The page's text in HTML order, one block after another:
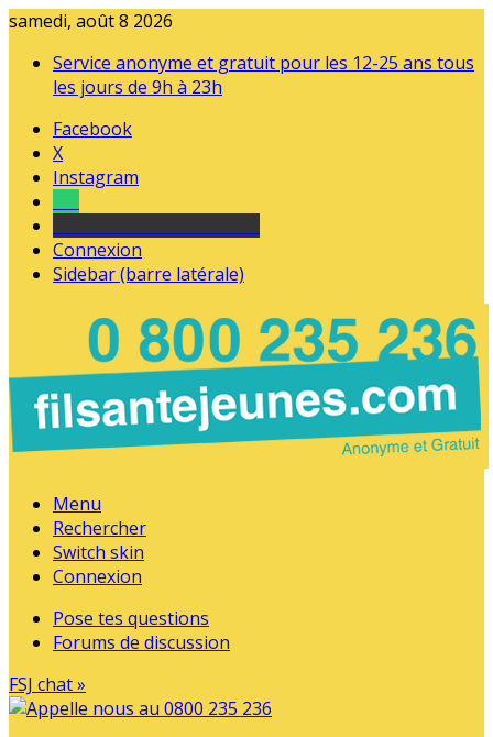
samedi, août 8 2026
Service anonyme et gratuit pour les 12-25 ans tous
les jours de 9h à 23h
Facebook
X
Instagram
Connexion
Sidebar (barre latérale)
Menu
Rechercher
Switch skin
Connexion
Pose tes questions
Forums de discussion
FSJ chat »